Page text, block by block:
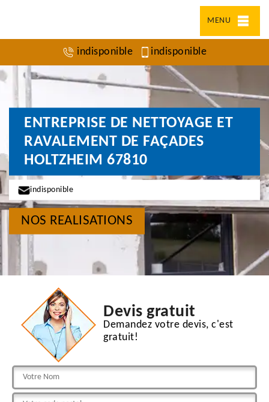
MENU
indisponible indisponible
ENTREPRISE DE NETTOYAGE ET
RAVALEMENT DE FAÇADES
HOLTZHEIM 67810
indisponible
NOS REALISATIONS
Devis gratuit
Demandez votre devis, c'est
gratuit!